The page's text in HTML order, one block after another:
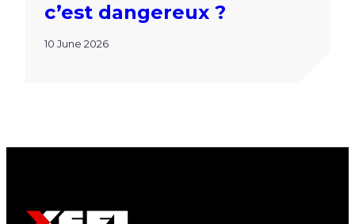
c’est dangereux ?
10 June 2026